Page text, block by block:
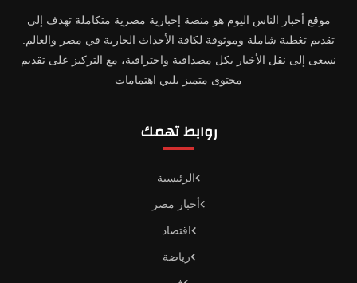
موقع أخبار الناس اليوم هو منصة إخبارية مصرية متكاملة تهدف إلى
تقديم تغطية شاملة وموثوقة لكافة الأحداث الجارية في مصر والعالم.
نسعى إلى نقل الأخبار بكل مصداقية واحترافية، مع التركيز على تقديم
محتوى متميز يلبي اهتمامات
روابط تهمك
الرئيسية
أخبار مصر
اقتصاد
رياضة